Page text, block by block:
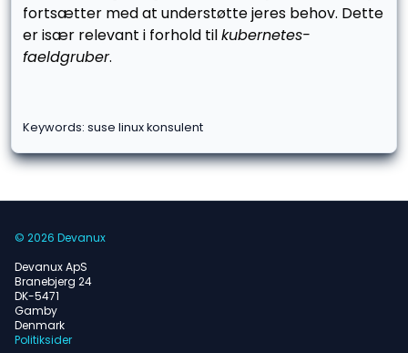
fortsætter med at understøtte jeres behov. Dette
er især relevant i forhold tilkubernetes-
faeldgruber.
Keywords: suse linux konsulent
© 2026 Devanux
Devanux ApS
Branebjerg 24
DK-5471
Gamby
Denmark
Politiksider